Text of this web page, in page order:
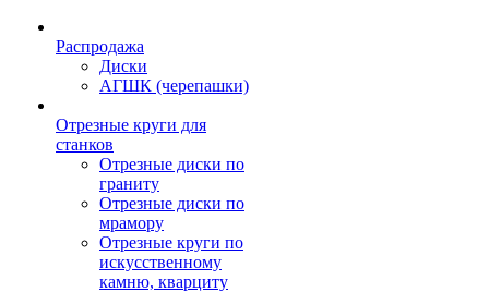
Распродажа
Диски
АГШК (черепашки)
Отрезные круги для
станков
Отрезные диски по
граниту
Отрезные диски по
мрамору
Отрезные круги по
искусственному
камню, кварциту